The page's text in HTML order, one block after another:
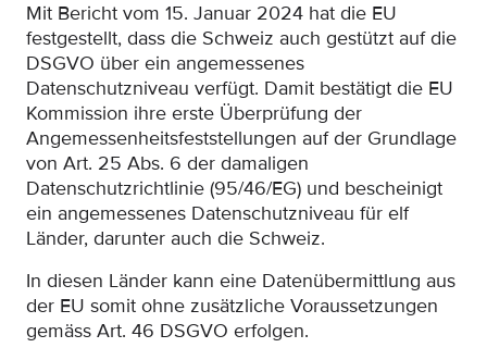
Mit Bericht vom 15. Januar 2024 hat die EU
festgestellt, dass die Schweiz auch gestützt auf die
DSGVO über ein angemessenes
Datenschutzniveau verfügt. Damit bestätigt die EU
Kommission ihre erste Überprüfung der
Angemessenheitsfeststellungen auf der Grundlage
von Art. 25 Abs. 6 der damaligen
Datenschutzrichtlinie (95/46/EG) und bescheinigt
ein angemessenes Datenschutzniveau für elf
Länder, darunter auch die Schweiz.
In diesen Länder kann eine Datenübermittlung aus
der EU somit ohne zusätzliche Voraussetzungen
gemäss Art. 46 DSGVO erfolgen.